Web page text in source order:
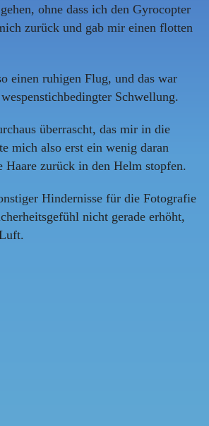
ohne dass ich den Gyrocopter
zurück und gab mir einen flotten
einen ruhigen Flug, und das war
Schwellung.
überrascht, das mir in die
mich also erst ein wenig daran
Haare zurück in den Helm stopfen.
Hindernisse für die Fotografie
nicht gerade erhöht,